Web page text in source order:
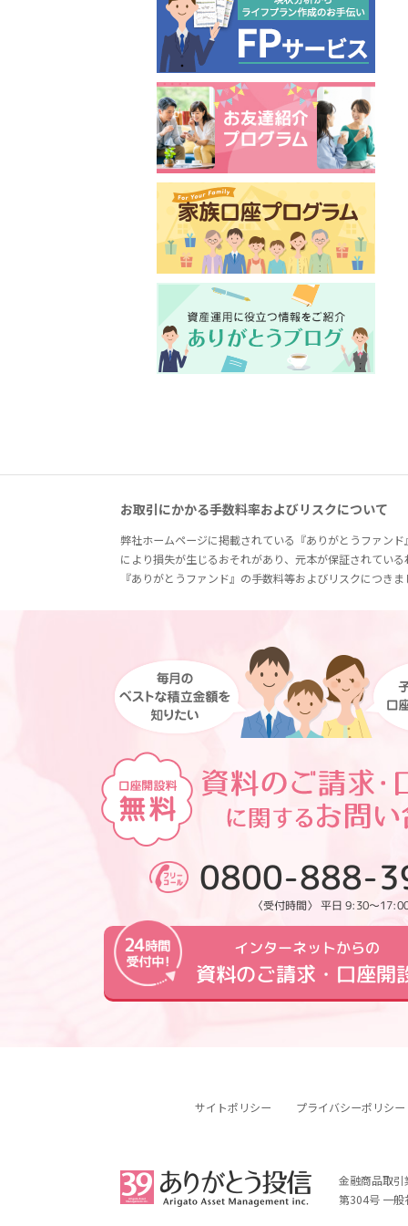
お取引にかかる手数料率およびリスクについて
弊社ホームページに掲載されている『ありがとうファン
により損失が生じるおそれがあり、元本が保証されてい
『ありがとうファンド』の手数料等およびリスクにつき
0800-888-
〈受付時間〉 平日 9:30～
インターネットからの
資料のご請求・口座開
サイトポリシー プライバシーポリシー
金融商品取
第304号 一般